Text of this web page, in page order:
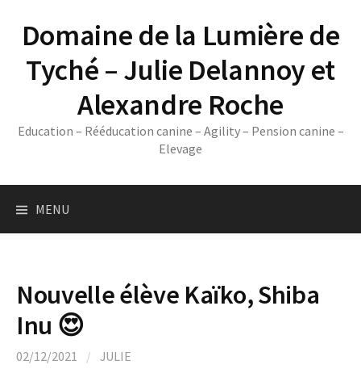
contentDomaine de la Lumière de
Tyché – Julie Delannoy et
Alexandre Roche
Education – Rééducation canine – Agility – Pension canine –
Elevage
MENU
Nouvelle élève Kaïko, Shiba
Inu 😍
02/12/2021 / JULIE